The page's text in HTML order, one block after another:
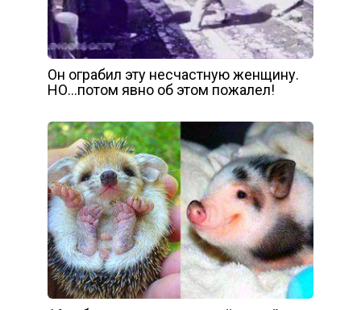
Он ограбил эту несчастную женщину.
НО…потом явно об этом пожалел!